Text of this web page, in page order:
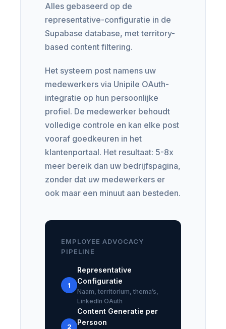
Alles gebaseerd op de
representative-configuratie in de
Supabase database, met territory-
based content filtering.
Het systeem post namens uw
medewerkers via Unipile OAuth-
integratie op hun persoonlijke
profiel. De medewerker behoudt
volledige controle en kan elke post
vooraf goedkeuren in het
klantenportaal. Het resultaat: 5-8x
meer bereik dan uw bedrijfspagina,
zonder dat uw medewerkers er
ook maar een minuut aan besteden.
EMPLOYEE ADVOCACY
PIPELINE
1
Representative
Configuratie
Naam, territorium, thema’s,
LinkedIn OAuth
2
Content Generatie per
Persoon